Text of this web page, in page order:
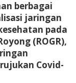
berbagai
jaringan
pada
(ROGR),
Covid-